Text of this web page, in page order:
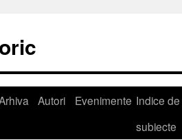
Autori Evenimente Indice de
subiecte